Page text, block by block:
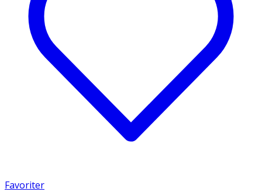
Favoriter